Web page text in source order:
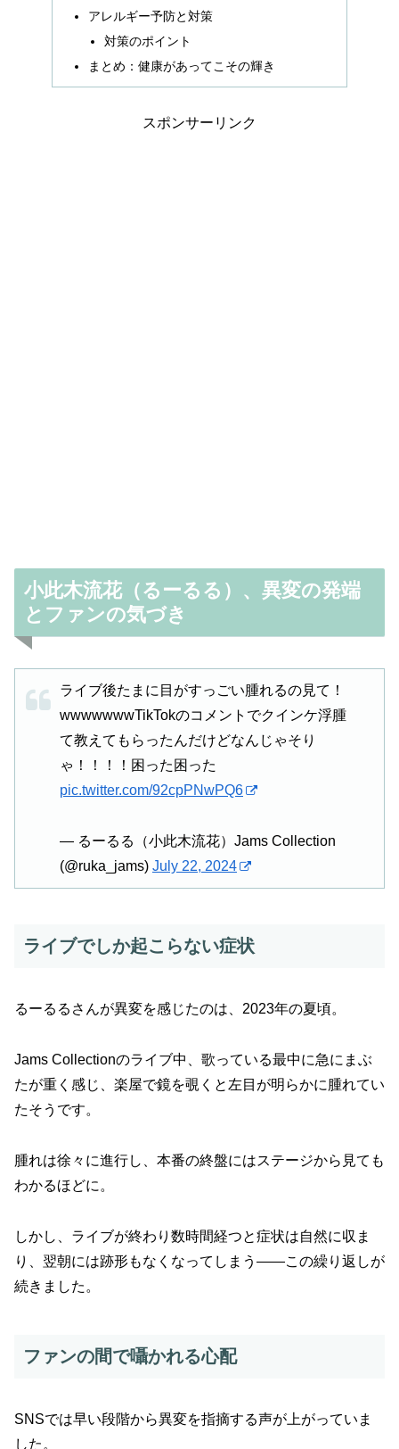
アレルギー予防と対策
対策のポイント
まとめ：健康があってこその輝き
スポンサーリンク
小此木流花（るーるる）、異変の発端
とファンの気づき
ライブ後たまに目がすっごい腫れるの見て！
wwwwwwwTikTokのコメントでクインケ浮腫
て教えてもらったんだけどなんじゃそり
ゃ！！！！困った困った
pic.twitter.com/92cpPNwPQ6
— るーるる（小此木流花）Jams Collection
(@ruka_jams) July 22, 2024
ライブでしか起こらない症状
るーるるさんが異変を感じたのは、2023年の夏頃。
Jams Collectionのライブ中、歌っている最中に急にまぶ
たが重く感じ、楽屋で鏡を覗くと左目が明らかに腫れてい
たそうです。
腫れは徐々に進行し、本番の終盤にはステージから見ても
わかるほどに。
しかし、ライブが終わり数時間経つと症状は自然に収ま
り、翌朝には跡形もなくなってしまう――この繰り返しが
続きました。
ファンの間で囁かれる心配
SNSでは早い段階から異変を指摘する声が上がっていま
した。